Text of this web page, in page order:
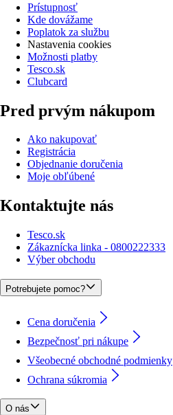
Prístupnosť
Kde dovážame
Poplatok za službu
Nastavenia cookies
Možnosti platby
Tesco.sk
Clubcard
Pred prvým nákupom
Ako nakupovať
Registrácia
Objednanie doručenia
Moje obľúbené
Kontaktujte nás
Tesco.sk
Zákaznícka linka - 0800222333
Výber obchodu
Potrebujete pomoc?
Cena doručenia
Bezpečnosť pri nákupe
Všeobecné obchodné podmienky
Ochrana súkromia
O nás